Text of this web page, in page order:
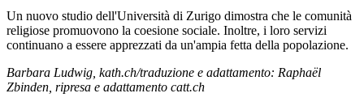
Un nuovo studio dell'Università di Zurigo dimostra che le comunità
religiose promuovono la coesione sociale. Inoltre, i loro servizi
continuano a essere apprezzati da un'ampia fetta della popolazione.
Barbara Ludwig, kath.ch/traduzione e adattamento: Raphaël
Zbinden, ripresa e adattamento catt.ch